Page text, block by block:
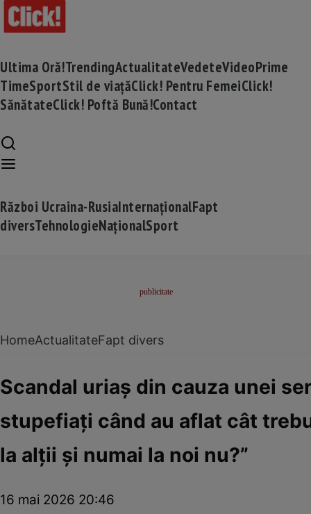
Ultima Oră!TrendingActualitateVedeteVideoPrime
TimeSportStil de viațăClick! Pentru FemeiClick!
SănătateClick! Poftă Bună!Contact
Război Ucraina-RusiaInternaționalFapt
diversTehnologieNaționalSport
HomeActualitateFapt divers
Scandal uriaș din cauza unei
stupefiați când au aflat cât
la alții și numai la noi nu?”
16 mai 2026 20:46